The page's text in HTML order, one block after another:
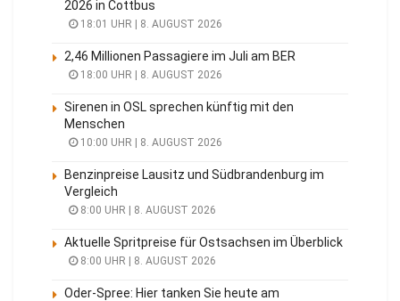
2026 in Cottbus
18:01 UHR | 8. AUGUST 2026
2,46 Millionen Passagiere im Juli am BER
18:00 UHR | 8. AUGUST 2026
Sirenen in OSL sprechen künftig mit den
Menschen
10:00 UHR | 8. AUGUST 2026
Benzinpreise Lausitz und Südbrandenburg im
Vergleich
8:00 UHR | 8. AUGUST 2026
Aktuelle Spritpreise für Ostsachsen im Überblick
8:00 UHR | 8. AUGUST 2026
Oder-Spree: Hier tanken Sie heute am